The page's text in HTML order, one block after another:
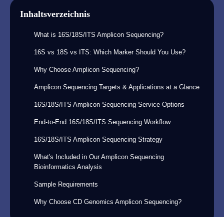
Inhaltsverzeichnis
What is 16S/18S/ITS Amplicon Sequencing?
16S vs 18S vs ITS: Which Marker Should You Use?
Why Choose Amplicon Sequencing?
Amplicon Sequencing Targets & Applications at a Glance
16S/18S/ITS Amplicon Sequencing Service Options
End-to-End 16S/18S/ITS Sequencing Workflow
16S/18S/ITS Amplicon Sequencing Strategy
What's Included in Our Amplicon Sequencing
Bioinformatics Analysis
Sample Requirements
Why Choose CD Genomics Amplicon Sequencing?